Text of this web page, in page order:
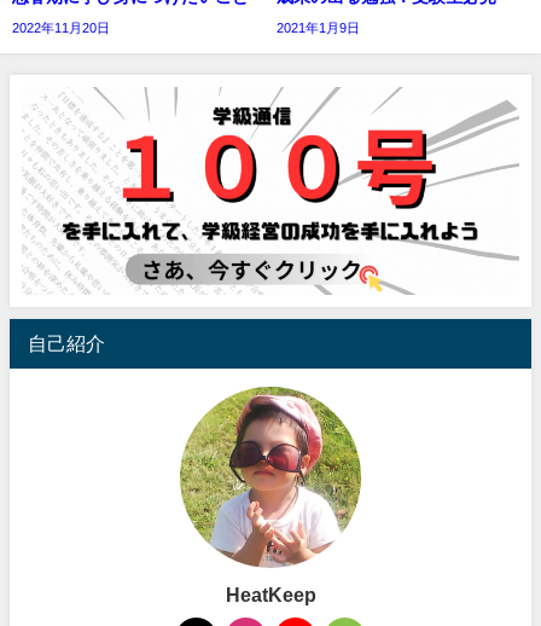
2022年11月20日 2021年1月9日
自己紹介
HeatKeep